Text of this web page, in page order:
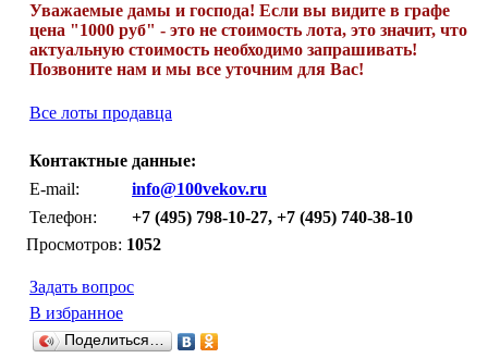
Уважаемые дамы и господа! Если вы видите в графе
цена "1000 руб" - это не стоимость лота, это значит, что
актуальную стоимость необходимо запрашивать!
Позвоните нам и мы все уточним для Вас!
Все лоты продавца
Контактные данные:
E-mail:
info@100vekov.ru
Телефон:
+7 (495) 798-10-27, +7 (495) 740-38-10
Просмотров: 1052
Задать вопрос
В избранное
Поделиться…